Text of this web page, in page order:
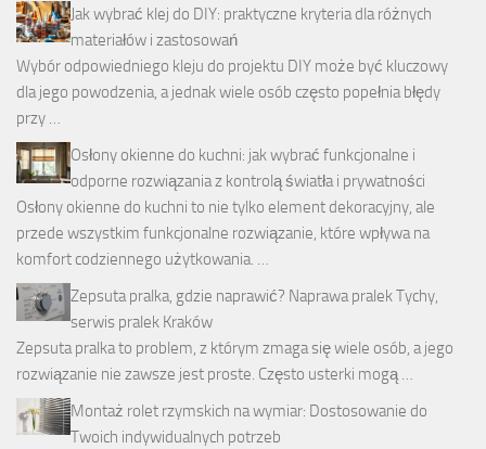
Jak wybrać klej do DIY: praktyczne kryteria dla różnych
materiałów i zastosowań
Wybór odpowiedniego kleju do projektu DIY może być kluczowy
dla jego powodzenia, a jednak wiele osób często popełnia błędy
przy …
Osłony okienne do kuchni: jak wybrać funkcjonalne i
odporne rozwiązania z kontrolą światła i prywatności
Osłony okienne do kuchni to nie tylko element dekoracyjny, ale
przede wszystkim funkcjonalne rozwiązanie, które wpływa na
komfort codziennego użytkowania. …
Zepsuta pralka, gdzie naprawić? Naprawa pralek Tychy,
serwis pralek Kraków
Zepsuta pralka to problem, z którym zmaga się wiele osób, a jego
rozwiązanie nie zawsze jest proste. Często usterki mogą …
Montaż rolet rzymskich na wymiar: Dostosowanie do
Twoich indywidualnych potrzeb